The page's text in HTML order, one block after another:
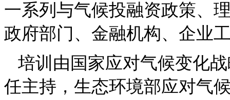
一系列与气候投融资政策、
政府部门、金融机构、企业
培训由国家应对气候变化
任主持，生态环境部应对气